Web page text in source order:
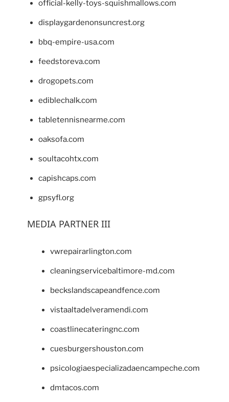
official-kelly-toys-squishmallows.com
displaygardenonsuncrest.org
bbq-empire-usa.com
feedstoreva.com
drogopets.com
ediblechalk.com
tabletennisnearme.com
oaksofa.com
soultacohtx.com
capishcaps.com
gpsyfl.org
MEDIA PARTNER III
vwrepairarlington.com
cleaningservicebaltimore-md.com
beckslandscapeandfence.com
vistaaltadelveramendi.com
coastlinecateringnc.com
cuesburgershouston.com
psicologiaespecializadaencampeche.com
dmtacos.com